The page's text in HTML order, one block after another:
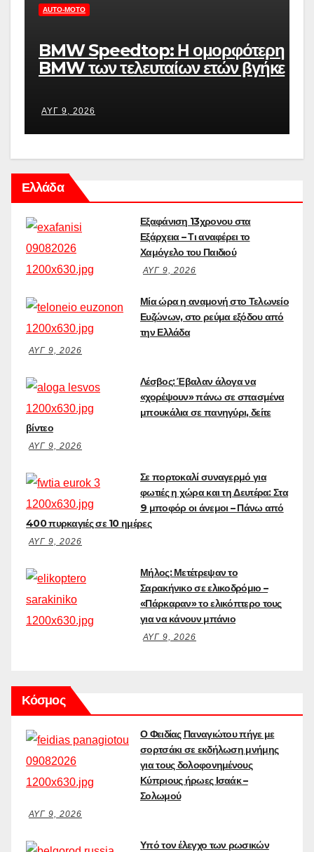
AUTO-MOTO
BMW Speedtop: Η ομορφότερη
BMW των τελευταίων ετών βγήκε
ΑΥΓ 9, 2026
Ελλάδα
Εξαφάνιση 13χρονου στα
Εξάρχεια – Τι αναφέρει το
Χαμόγελο του Παιδιού
ΑΥΓ 9, 2026
Μία ώρα η αναμονή στο Τελωνείο
Ευζώνων, στο ρεύμα εξόδου από
την Ελλάδα
ΑΥΓ 9, 2026
Λέσβος: Έβαλαν άλογα να
«χορέψουν» πάνω σε σπασμένα
μπουκάλια σε πανηγύρι, δείτε
βίντεο
ΑΥΓ 9, 2026
Σε πορτοκαλί συναγερμό για
φωτιές η χώρα και τη Δευτέρα: Στα
9 μποφόρ οι άνεμοι – Πάνω από
400 πυρκαγιές σε 10 ημέρες
ΑΥΓ 9, 2026
Μήλος: Μετέτρεψαν το
Σαρακήνικο σε ελικοδρόμιο –
«Πάρκαραν» το ελικόπτερο τους
για να κάνουν μπάνιο
ΑΥΓ 9, 2026
Κόσμος
Ο Φειδίας Παναγιώτου πήγε με
σορτσάκι σε εκδήλωση μνήμης
για τους δολοφονημένους
Κύπριους ήρωες Ισαάκ –
Σολωμού
ΑΥΓ 9, 2026
Υπό τον έλεγχο των ρωσικών